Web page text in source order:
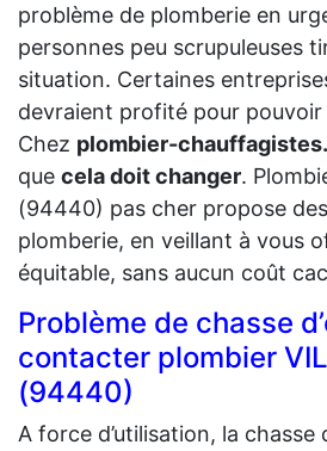
problème de plomberie en
personnes peu scrupuleuses
situation. Certaines
devraient profité pour
Chez plombier-
que cela doit changer.
(94440) pas cher propose
plomberie, en veillant à vous
équitable, sans aucun coût
Problème de chasse
contacter plombier
(94440)
A force d’utilisation, la chasse